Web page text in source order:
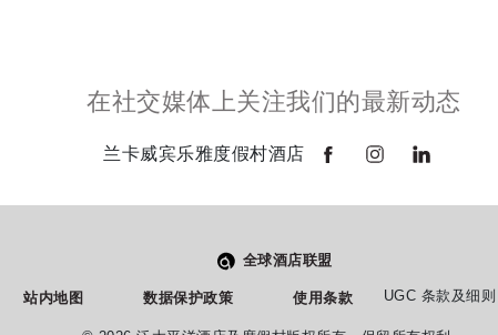
地址
致电
在社交媒体上关注我们的最新动态
兰卡威宾乐雅度假村酒店
全球酒店联盟
站内地图 数据保护政策 使用条款 UGC 条款及细则